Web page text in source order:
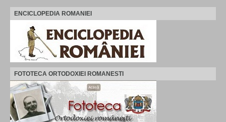
ENCICLOPEDIA ROMANIEI
FOTOTECA ORTODOXIEI ROMANESTI